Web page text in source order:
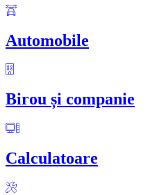
Automobile
Birou și companie
Calculatoare